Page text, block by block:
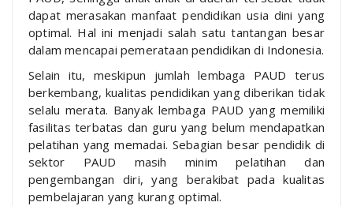
dapat merasakan manfaat pendidikan usia dini yang
optimal. Hal ini menjadi salah satu tantangan besar
dalam mencapai pemerataan pendidikan di Indonesia.
Selain itu, meskipun jumlah lembaga PAUD terus
berkembang, kualitas pendidikan yang diberikan tidak
selalu merata. Banyak lembaga PAUD yang memiliki
fasilitas terbatas dan guru yang belum mendapatkan
pelatihan yang memadai. Sebagian besar pendidik di
sektor PAUD masih minim pelatihan dan
pengembangan diri, yang berakibat pada kualitas
pembelajaran yang kurang optimal.